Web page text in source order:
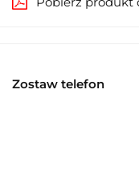
Zostaw telefon